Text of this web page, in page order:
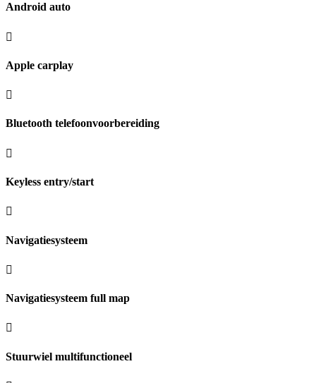
Android auto
Apple carplay
Bluetooth telefoonvoorbereiding
Keyless entry/start
Navigatiesysteem
Navigatiesysteem full map
Stuurwiel multifunctioneel